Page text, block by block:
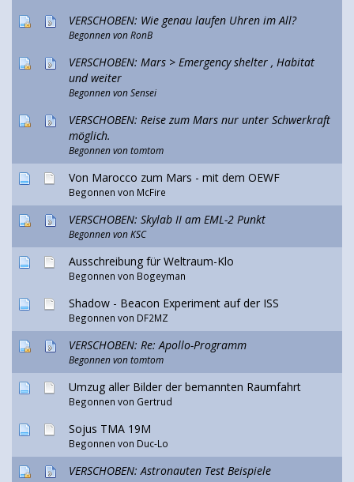
VERSCHOBEN: Wie genau laufen Uhren im All?
Begonnen vonRonB
VERSCHOBEN: Mars > Emergency shelter , Habitat
und weiter
Begonnen vonSensei
VERSCHOBEN: Reise zum Mars nur unter Schwerkraft
möglich.
Begonnen vontomtom
Von Marocco zum Mars - mit dem OEWF
Begonnen von McFire
VERSCHOBEN: Skylab II am EML-2 Punkt
Begonnen vonKSC
Ausschreibung für Weltraum-Klo
Begonnen von Bogeyman
Shadow - Beacon Experiment auf der ISS
Begonnen von DF2MZ
VERSCHOBEN: Re: Apollo-Programm
Begonnen vontomtom
Umzug aller Bilder der bemannten Raumfahrt
Begonnen von Gertrud
Sojus TMA 19M
Begonnen von Duc-Lo
VERSCHOBEN: Astronauten Test Beispiele